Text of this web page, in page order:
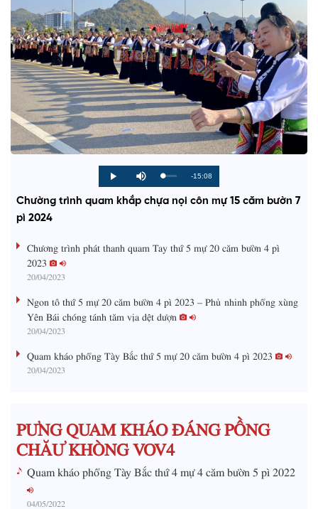
P
l
M
u
e
L
d
e
P
r
g
%
R
e
i
e
-15:08
Chường trình quam khắp chựa nọi côn mự 15 căm bườn 7
pì 2024
Chương trình phát thanh quam Tay thứ 5 mự 20 căm bườn 4 pì
2023
20/04/2023
Ngon tô thứ 5 mự 20 căm bườn 4 pì 2023 – Phủ nhinh phổng xùng
Yên Bái chóng tánh tăm vịa dệt dượn
20/04/2023
Quam kháo phổng Tày Bắc thứ 5 mự 20 căm bườn 4 pì 2023
20/04/2023
PƯNG QUAM KHÁO ĐÁNG PỒNG
CHĂƯ KHÒNG VOV4
Quam kháo phổng Tày Bắc thứ 4 mự 4 căm bườn 5 pì 2022
04/05/2022